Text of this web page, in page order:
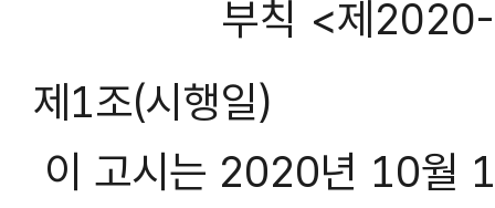
부칙 <제
제1조(시행일)
이 고시는 2020년 10월